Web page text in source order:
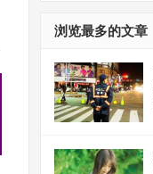
浏览最多的文章